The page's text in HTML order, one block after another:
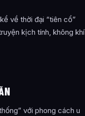
về thời đại “tiên cổ”
kịch tính, không khí
với phong cách u